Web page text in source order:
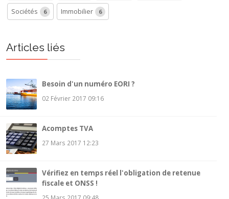
Sociétés 6 Immobilier 6
Articles liés
Besoin d'un numéro EORI ?
02 Février 2017 09:16
Acomptes TVA
27 Mars 2017 12:23
Vérifiez en temps réel l'obligation de retenue
fiscale et ONSS !